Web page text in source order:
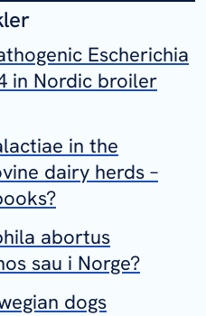
Escherichia
in Nordic broiler
in the
dairy herds –
abortus
sau i Norge?
dogs